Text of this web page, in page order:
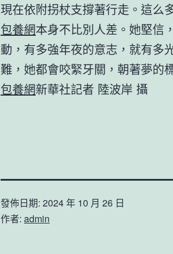
現在依附拐杖支撐著行走。這么
包養網本身不比別人差。她堅信
動，有多強年夜的意志，就有多
難，她都會咬緊牙關，朝著夢的
包養網新華社記者 陸波岸 攝
發佈日期: 2024 年 10 月 26 日
作者: admin